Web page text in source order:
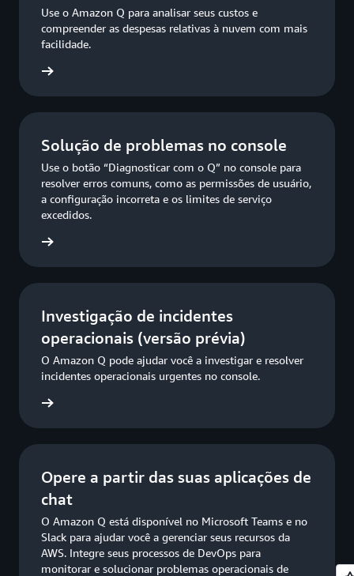
Use o Amazon Q para analisar seus custos e
compreender as despesas relativas à nuvem com mais
facilidade.
Solução de problemas no console
Use o botão “Diagnosticar com o Q” no console para
resolver erros comuns, como as permissões de usuário,
a configuração incorreta e os limites de serviço
excedidos.
Investigação de incidentes
operacionais (versão prévia)
O Amazon Q pode ajudar você a investigar e resolver
incidentes operacionais urgentes no console.
Opere a partir das suas aplicações de
chat
O Amazon Q está disponível no Microsoft Teams e no
Slack para ajudar você a gerenciar seus recursos da
AWS. Integre seus processos de DevOps para
monitorar e solucionar problemas operacionais de